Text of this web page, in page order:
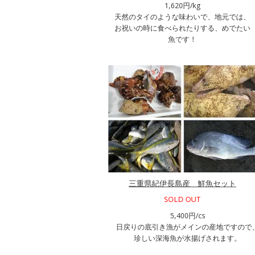
1,620円/kg
天然のタイのような味わいで、地元では、
お祝いの時に食べられたりする、めでたい
魚です！
三重県紀伊長島産 鮮魚セット
SOLD OUT
5,400円/cs
日戻りの底引き漁がメインの産地ですので、
珍しい深海魚が水揚げされます。